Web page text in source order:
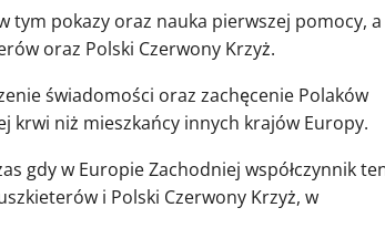
tym pokazy oraz nauka pierwszej pomocy, a
oraz Polski Czerwony Krzyż.
świadomości oraz zachęcenie Polaków
krwi niż mieszkańcy innych krajów Europy.
gdy w Europie Zachodniej współczynnik
i Polski Czerwony Krzyż, w